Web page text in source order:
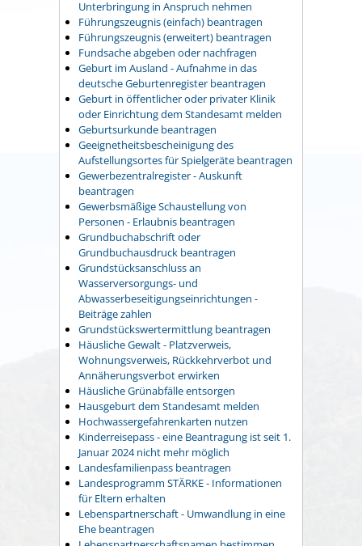
Unterbringung in Anspruch nehmen
Führungszeugnis (einfach) beantragen
Führungszeugnis (erweitert) beantragen
Fundsache abgeben oder nachfragen
Geburt im Ausland - Aufnahme in das
deutsche Geburtenregister beantragen
Geburt in öffentlicher oder privater Klinik
oder Einrichtung dem Standesamt melden
Geburtsurkunde beantragen
Geeignetheitsbescheinigung des
Aufstellungsortes für Spielgeräte beantragen
Gewerbezentralregister - Auskunft
beantragen
Gewerbsmäßige Schaustellung von
Personen - Erlaubnis beantragen
Grundbuchabschrift oder
Grundbuchausdruck beantragen
Grundstücksanschluss an
Wasserversorgungs- und
Abwasserbeseitigungseinrichtungen -
Beiträge zahlen
Grundstückswertermittlung beantragen
Häusliche Gewalt - Platzverweis,
Wohnungsverweis, Rückkehrverbot und
Annäherungsverbot erwirken
Häusliche Grünabfälle entsorgen
Hausgeburt dem Standesamt melden
Hochwassergefahrenkarten nutzen
Kinderreisepass - eine Beantragung ist seit 1.
Januar 2024 nicht mehr möglich
Landesfamilienpass beantragen
Landesprogramm STÄRKE - Informationen
für Eltern erhalten
Lebenspartnerschaft - Umwandlung in eine
Ehe beantragen